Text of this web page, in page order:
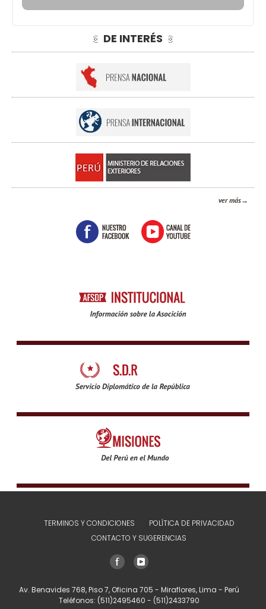
DE INTERÉS
ver más
TERMINOS Y CONDICIONES
POLÍTICA DE PRIVACIDAD
CONTACTO Y SUGERENCIAS
Av. Benavides 768, Piso 7, Oficina 705 - Miraflores, Lima - Perú
Teléfonos: (511)2495460 - (511)2433790